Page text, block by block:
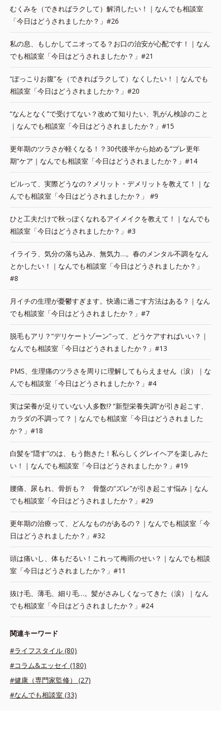
むくみを（できればラクして）解消したい！｜なんでも相談室
「今日はどうされましたか？」#26
私の息、もしかしてニオってる？お口の治安が心配です！｜なん
でも相談室「今日はどうされましたか？」#21
“ぽっこりお腹”を（できればラクして）なくしたい！｜なんでも
相談室「今日はどうされましたか？」#20
“なんとなく”で受けてない？改めて知りたい、乳がん検診のこと
｜なんでも相談室「今日はどうされましたか？」#15
更年期のツラさが軽くなる！？30代後半から始める“プレ更年
期”ケア｜なんでも相談室「今日はどうされましたか？」#14
ピルって、実際どうなの？メリット・デメリットを教えて！｜な
んでも相談室「今日はどうされましたか？」 #9
ひと工夫だけで秋っぽくなれるアイメイクを教えて！｜なんでも
相談室「今日はどうされましたか？」#3
イライラ、気分の落ち込み、無気力…。春のメンタル不調をなん
とかしたい！｜なんでも相談室「今日はどうされましたか？」
#8
月イチの生理が憂鬱すぎます。快適に過ごす方法はある？｜なん
でも相談室「今日はどうされましたか？」#7
脱毛もアリ？“デリケートゾーン”って、どうケアすればいい？｜
なんでも相談室「今日はどうされましたか？」#13
PMS、生理痛のツラさを周りに理解してもらえません（涙）｜な
んでも相談室「今日はどうされましたか？」#4
実は栄養が足りていない人多数!? “新型栄養失調”が引き起こす、
カラダの不調って？｜なんでも相談室「今日はどうされました
か？」#18
白髪を“隠す”のは、もう飽きた！私らしくグレイヘアを楽しみた
い！｜なんでも相談室「今日はどうされましたか？」#19
腰痛、尿もれ、骨折も？ 骨盤の“ズレ”が引き起こす悩み｜なん
でも相談室「今日はどうされましたか？」#29
更年期の治療って、どんなものがあるの？｜なんでも相談室「今
日はどうされましたか？」#32
頭は痛いし、体もだるい！これって梅雨のせい？｜なんでも相談
室「今日はどうされましたか？」#11
抜け毛、薄毛、細り毛…。髪がさみしくなってきた（涙）｜なん
でも相談室「今日はどうされましたか？」#24
関連キーワード
#ライフスタイル (80)
#コラム&エッセイ (180)
#健康（専門家監修） (27)
#なんでも相談室 (33)